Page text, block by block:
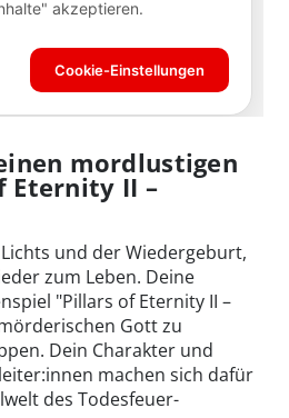
mordlustigen
Eternity II –
und der Wiedergeburt,
zum Leben. Deine
"Pillars of Eternity II –
Gott zu
Dein Charakter und
machen sich dafür
des Todesfeuer-